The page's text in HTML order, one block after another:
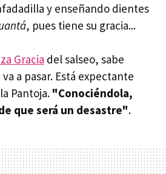
y enseñando dientes
, pues tiene su gracia...
Gracia del salseo, sabe
a pasar. Está expectante
Pantoja. "Conociéndola,
que será un desastre".